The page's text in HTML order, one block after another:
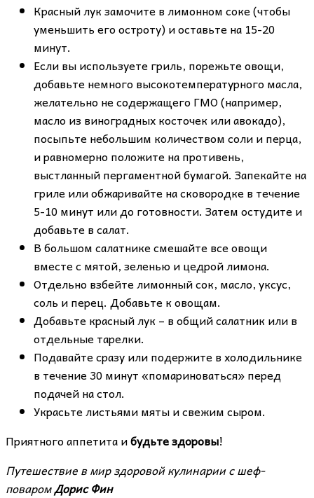
Красный лук замочите в лимонном соке (чтобы
уменьшить его остроту) и оставьте на 15-20
минут.
Если вы используете гриль, порежьте овощи,
добавьте немного высокотемпературного масла,
желательно не содержащего ГМО (например,
масло из виноградных косточек или авокадо),
посыпьте небольшим количеством соли и перца,
и равномерно положите на противень,
выстланный пергаментной бумагой. Запекайте на
гриле или обжаривайте на сковородке в течение
5-10 минут или до готовности. Затем остудите и
добавьте в салат.
В большом салатнике смешайте все овощи
вместе с мятой, зеленью и цедрой лимона.
Отдельно взбейте лимонный сок, масло, уксус,
соль и перец. Добавьте к овощам.
Добавьте красный лук – в общий салатник или в
отдельные тарелки.
Подавайте сразу или подержите в холодильнике
в течение 30 минут «помариноваться» перед
подачей на стол.
Украсьте листьями мяты и свежим сыром.
Приятного аппетита ибудьте здоровы!
Путешествие в мир здоровой кулинарии с шеф-
поваромДорис Фин